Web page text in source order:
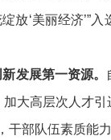
放‘美丽经济’”
发展第一资源。
大高层次人才
干部队伍素质能力